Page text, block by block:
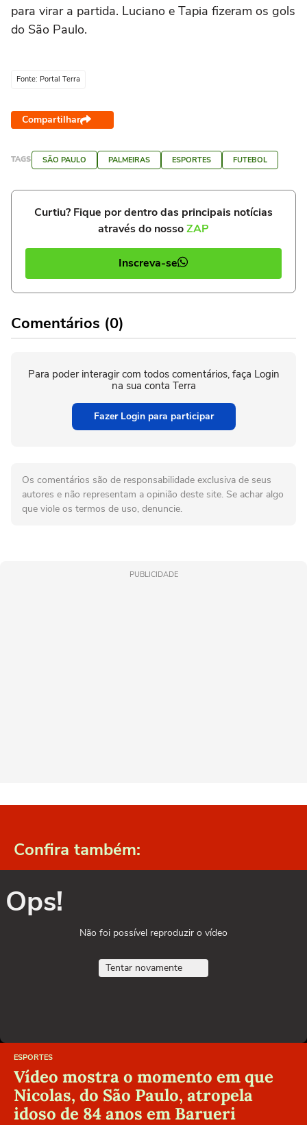
para virar a partida. Luciano e Tapia fizeram os gols
do São Paulo.
Fonte: Portal Terra
Compartilhar
TAGS SÃO PAULO PALMEIRAS ESPORTES FUTEBOL
Curtiu? Fique por dentro das principais notícias
através do nossoZAP
Inscreva-se
Comentários (0)
Para poder interagir com todos comentários, faça Login
na sua conta Terra
Fazer Login para participar
Os comentários são de responsabilidade exclusiva de seus
autores e não representam a opinião deste site. Se achar algo
que viole os termos de uso, denuncie.
PUBLICIDADE
Confira também:
Ops!
Não foi possível reproduzir o vídeo
Tentar novamente
ESPORTES
Vídeo mostra o momento em que
Nicolas, do São Paulo, atropela
idoso de 84 anos em Barueri